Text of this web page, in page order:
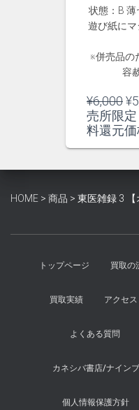
状態：B 薄
遊び紙に
※併売品の
容
¥6,000元
の
価
し
¥
売所限
料還元価
HOME > 商品 > 東医雑録 3 【
トップページ 買取の
買取実績 アクセス
よくある質問
カネシバ書店/ナイン
個人情報保護方針